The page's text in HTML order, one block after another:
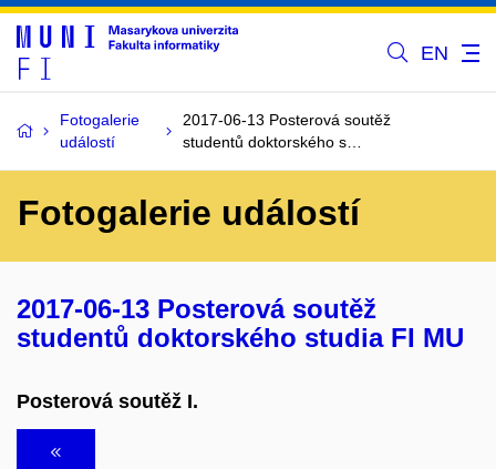
EN
Fotogalerie
událostí
2017-06-13 Posterová soutěž
studentů doktorského s…
Fotogalerie událostí
2017-06-13 Posterová soutěž
studentů doktorského studia FI MU
Posterová soutěž I.